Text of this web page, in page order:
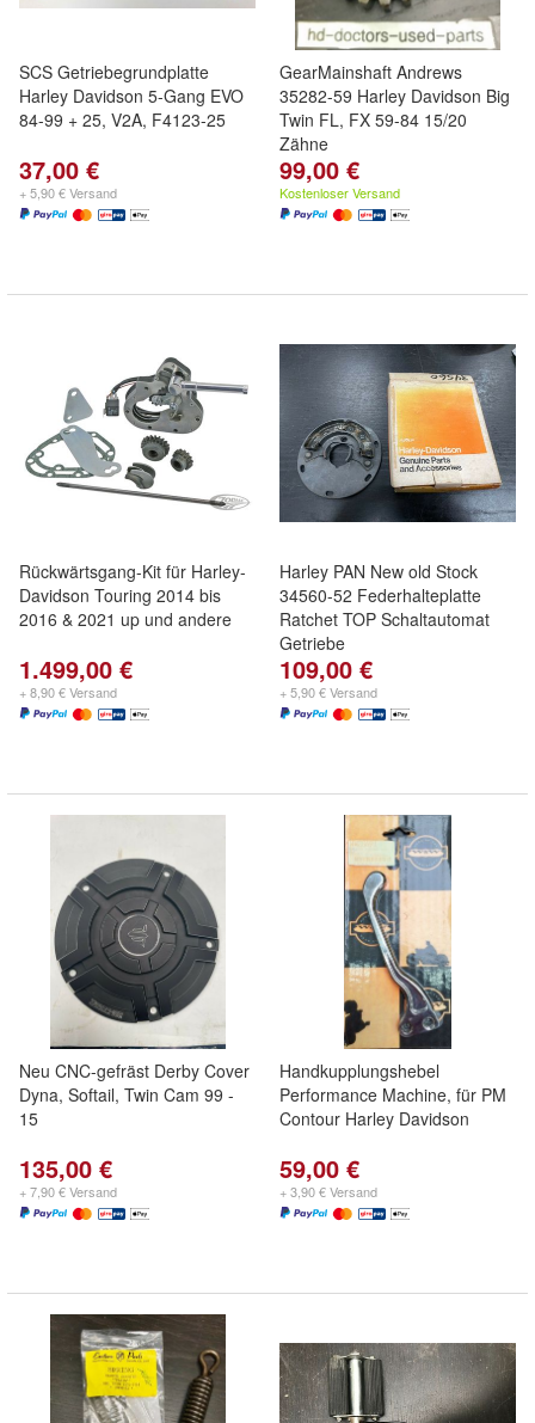
SCS Getriebegrundplatte
Harley Davidson 5-Gang EVO
84-99 + 25, V2A, F4123-25
37,00 €
+ 5,90 € Versand
GearMainshaft Andrews
35282-59 Harley Davidson Big
Twin FL, FX 59-84 15/20
Zähne
99,00 €
Kostenloser Versand
Rückwärtsgang-Kit für Harley-
Davidson Touring 2014 bis
2016 & 2021 up und andere
1.499,00 €
+ 8,90 € Versand
Harley PAN New old Stock
34560-52 Federhalteplatte
Ratchet TOP Schaltautomat
Getriebe
109,00 €
+ 5,90 € Versand
Neu CNC-gefräst Derby Cover
Dyna, Softail, Twin Cam 99 -
15
135,00 €
+ 7,90 € Versand
Handkupplungshebel
Performance Machine, für PM
Contour Harley Davidson
59,00 €
+ 3,90 € Versand